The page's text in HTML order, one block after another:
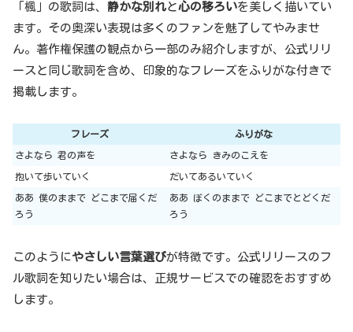
「楓」の歌詞は、 静かな別れと心の移ろいを美しく描いてい
ます。その奥深い表現は多くのファンを魅了してやみませ
ん。著作権保護の観点から一部のみ紹介しますが、公式リリ
ースと同じ歌詞を含め、印象的なフレーズをふりがな付きで
掲載します。
フレーズ ふりがな
さよなら 君の声を さよなら きみのこえを
抱いて歩いていく だいてあるいていく
ああ 僕のままで どこまで届くだ
ろう
ああ ぼくのままで どこまでとどくだ
ろう
このようにやさしい言葉選びが特徴です。公式リリースのフ
ル歌詞を知りたい場合は、正規サービスでの確認をおすすめ
します。